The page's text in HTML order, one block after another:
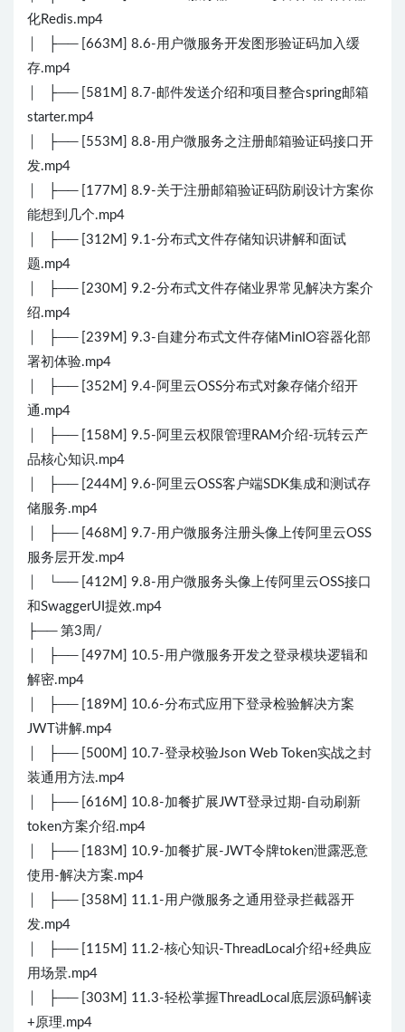
化Redis.mp4
│ ├── [663M] 8.6-用户微服务开发图形验证码加入缓
存.mp4
│ ├── [581M] 8.7-邮件发送介绍和项目整合spring邮箱
starter.mp4
│ ├── [553M] 8.8-用户微服务之注册邮箱验证码接口开
发.mp4
│ ├── [177M] 8.9-关于注册邮箱验证码防刷设计方案你
能想到几个.mp4
│ ├── [312M] 9.1-分布式文件存储知识讲解和面试
题.mp4
│ ├── [230M] 9.2-分布式文件存储业界常见解决方案介
绍.mp4
│ ├── [239M] 9.3-自建分布式文件存储MinIO容器化部
署初体验.mp4
│ ├── [352M] 9.4-阿里云OSS分布式对象存储介绍开
通.mp4
│ ├── [158M] 9.5-阿里云权限管理RAM介绍-玩转云产
品核心知识.mp4
│ ├── [244M] 9.6-阿里云OSS客户端SDK集成和测试存
储服务.mp4
│ ├── [468M] 9.7-用户微服务注册头像上传阿里云OSS
服务层开发.mp4
│ └── [412M] 9.8-用户微服务头像上传阿里云OSS接口
和SwaggerUI提效.mp4
├── 第3周/
│ ├── [497M] 10.5-用户微服务开发之登录模块逻辑和
解密.mp4
│ ├── [189M] 10.6-分布式应用下登录检验解决方案
JWT讲解.mp4
│ ├── [500M] 10.7-登录校验Json Web Token实战之封
装通用方法.mp4
│ ├── [616M] 10.8-加餐扩展JWT登录过期-自动刷新
token方案介绍.mp4
│ ├── [183M] 10.9-加餐扩展-JWT令牌token泄露恶意
使用-解决方案.mp4
│ ├── [358M] 11.1-用户微服务之通用登录拦截器开
发.mp4
│ ├── [115M] 11.2-核心知识-ThreadLocal介绍+经典应
用场景.mp4
│ ├── [303M] 11.3-轻松掌握ThreadLocal底层源码解读
+原理.mp4